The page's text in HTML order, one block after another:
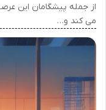
از جمله پیشگامان این
می کند و…